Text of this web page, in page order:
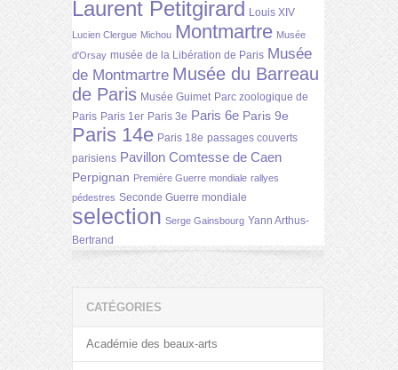
Laurent Petitgirard Louis XIV
Lucien Clergue Michou Montmartre Musée
d'Orsay musée de la Libération de Paris Musée
de Montmartre Musée du Barreau
de Paris Musée Guimet Parc zoologique de
Paris Paris 1er Paris 3e Paris 6e Paris 9e
Paris 14e Paris 18e passages couverts
parisiens Pavillon Comtesse de Caen
Perpignan Première Guerre mondiale rallyes
pédestres Seconde Guerre mondiale
selection Serge Gainsbourg Yann Arthus-
Bertrand
CATÉGORIES
Académie des beaux-arts